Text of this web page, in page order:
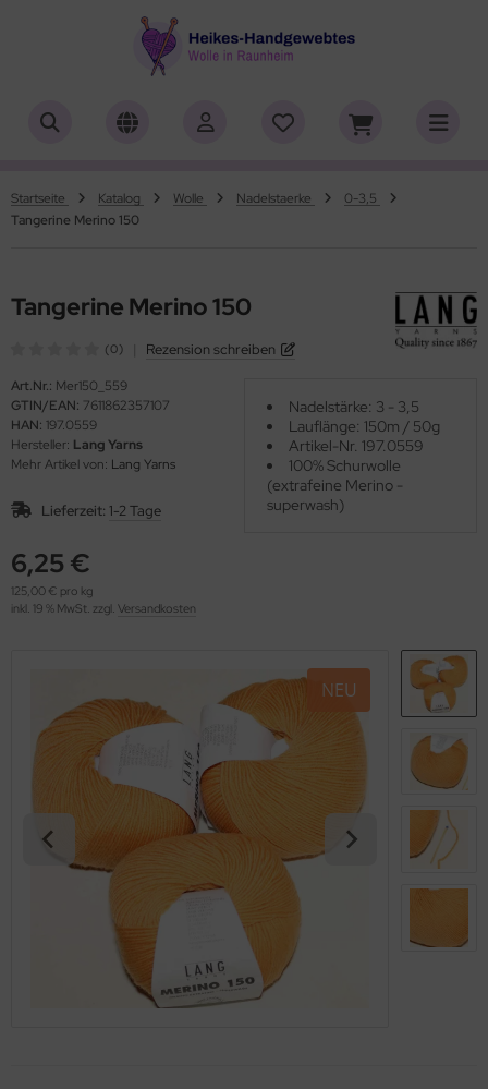
Startseite Katalog Wolle Nadelstaerke
0-3,5
Tangerine Merino 150
Tangerine Merino 150
(0) Rezension schreiben
Art.Nr.: Mer150_559
GTIN/EAN: 7611862357107
HAN: 197.0559
Hersteller: Lang Yarns
Mehr Artikel von: Lang Yarns
Lieferzeit: 1-2 Tage
6,25 €
125,00 € pro kg
inkl. 19 % MwSt. zzgl. Versandkosten
Nadelstärke: 3 - 3,5
Lauflänge: 150m / 50g
Artikel-Nr. 197.0559
100% Schurwolle
(extrafeine Merino -
superwash)
NEU
ALLES ANZEIGEN AUS HERSTELLER (4756)
(222)
Yarns (1770)
Lana (14)
(1361)
(276)
ALLES ANZEIGEN AUS WOLLE (18907)
Wolle (1)
(1)
(5010)
zum Färben (33)
ALLES ANZEIGEN AUS WEBRAHMEN
Webrahmen (2)
(6)
/ Gatterkamm (41)
Allgäuer (Schulwebrahmen)
ALLES ANZEIGEN AUS ZUBEHÖR
(3)
(1)
ALLES ANZEIGEN AUS SONDERPOSTEN (7)
- Lang Yarns (4)